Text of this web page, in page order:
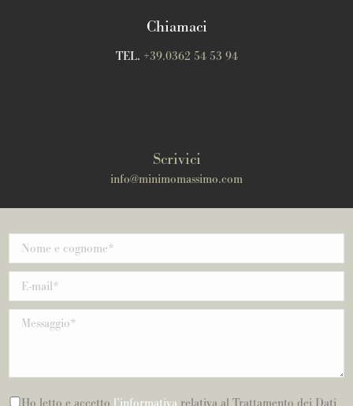
Chiamaci
TEL. +39.0362 54 53 94
Scrivici
info@minimomassimo.com